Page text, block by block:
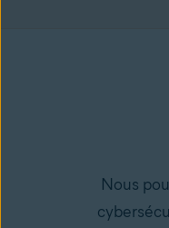
Nous